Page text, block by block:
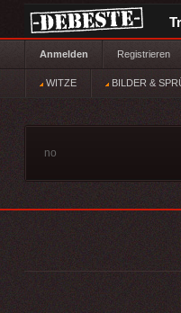
Anmelden Registrieren
WITZE BILDER &
no